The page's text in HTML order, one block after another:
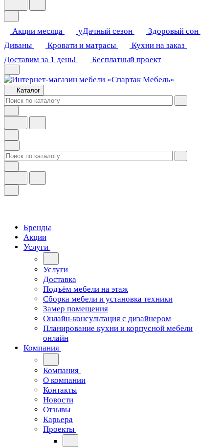
Акции месяца уДачный сезон
Здоровый сон
Диваны
Кровати и матрасы
Кухни на заказ
Доставим за 1 день!
Бесплатный проект
Каталог
Бренды
Акции
Услуги
Услуги
Доставка
Подъём мебели на этаж
Сборка мебели и установка техники
Замер помещения
Онлайн-консультация с дизайнером
Планирование кухни и корпусной мебели
онлайн
Компания
Компания
О компании
Контакты
Новости
Отзывы
Карьера
Проекты